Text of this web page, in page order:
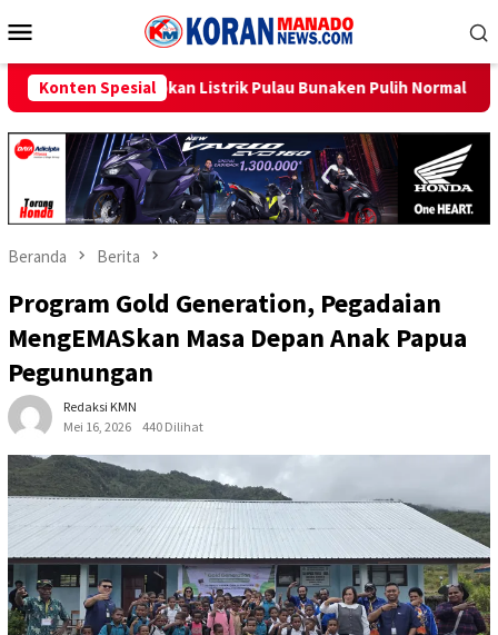
ke
Mobile
Konten Spesial
Pulau Bunaken Pulih Normal Minggu Ini Sambut
Beranda Berita
Program Gold Generation, Pegadaian
MengEMASkan Masa Depan Anak Papua
Pegunungan
Redaksi KMN
Mei 16, 2026
440 Dilihat